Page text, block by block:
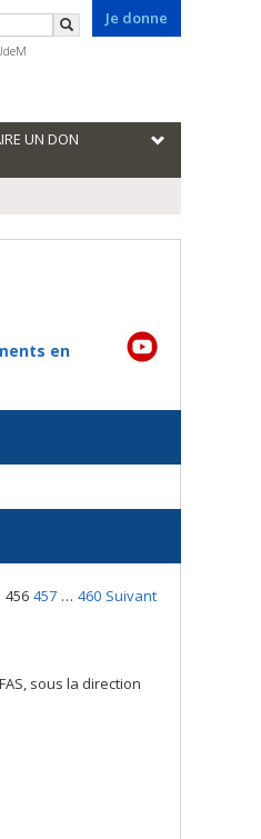
Je donne
Rechercher
UN DON
en
456 457 … 460 Suivant
sous la direction